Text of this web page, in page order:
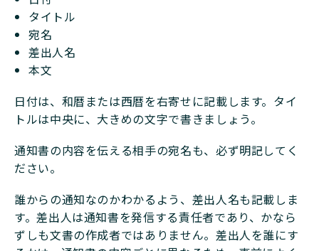
タイトル
宛名
差出人名
本文
日付は、和暦または西暦を右寄せに記載します。タイ
トルは中央に、大きめの文字で書きましょう。
通知書の内容を伝える相手の宛名も、必ず明記してく
ださい。
誰からの通知なのかわかるよう、差出人名も記載しま
す。差出人は通知書を発信する責任者であり、かなら
ずしも文書の作成者ではありません。差出人を誰にす